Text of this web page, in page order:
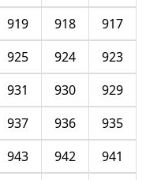
917
918
919
923
924
925
929
930
931
935
936
937
941
942
943